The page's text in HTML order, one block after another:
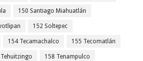
150 Santiago Miahuatlán
152 Soltepec
154 Tecamachalco 155 Tecomatlán
158 Tenampulco